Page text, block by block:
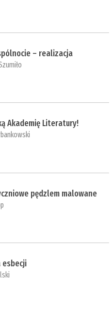
– realizacja
Akademię Literatury!
pędzlem malowane
esbecji